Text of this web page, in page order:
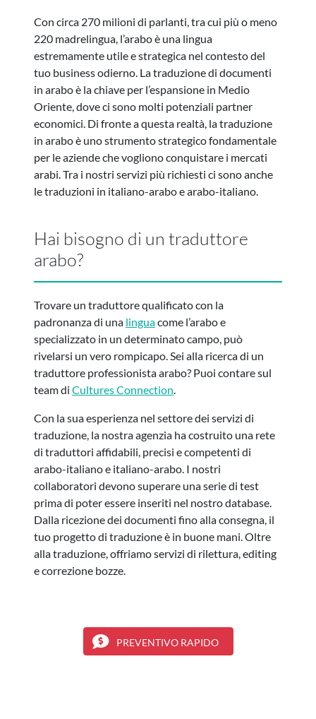
Con circa 270 milioni di parlanti, tra cui più o meno
220 madrelingua, l’arabo è una lingua
estremamente utile e strategica nel contesto del
tuo business odierno. La traduzione di documenti
in arabo è la chiave per l’espansione in Medio
Oriente, dove ci sono molti potenziali partner
economici. Di fronte a questa realtà, la traduzione
in arabo è uno strumento strategico fondamentale
per le aziende che vogliono conquistare i mercati
arabi. Tra i nostri servizi più richiesti ci sono anche
le traduzioni in italiano-arabo e arabo-italiano.
Hai bisogno di un traduttore
arabo?
Trovare un traduttore qualificato con la
padronanza di una linguacome l’arabo e
specializzato in un determinato campo, può
rivelarsi un vero rompicapo. Sei alla ricerca di un
traduttore professionista arabo? Puoi contare sul
team di Cultures Connection.
Con la sua esperienza nel settore dei servizi di
traduzione, la nostra agenzia ha costruito una rete
di traduttori affidabili, precisi e competenti di
arabo-italiano e italiano-arabo. I nostri
collaboratori devono superare una serie di test
prima di poter essere inseriti nel nostro database.
Dalla ricezione dei documenti fino alla consegna, il
tuo progetto di traduzione è in buone mani. Oltre
alla traduzione, offriamo servizi di rilettura, editing
e correzione bozze.
PREVENTIVO RAPIDO